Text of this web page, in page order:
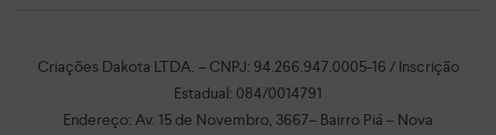
Criações Dakota LTDA. – CNPJ: 94.266.947.0005-16 / Inscrição
Estadual: 084/0014791
Endereço: Av. 15 de Novembro, 3667– Bairro Piá – Nova